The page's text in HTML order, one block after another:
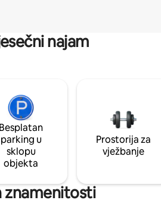
najam
Besplatan
parking u
sklopu
objekta
Prostorija za
vježbanje
znamenitosti